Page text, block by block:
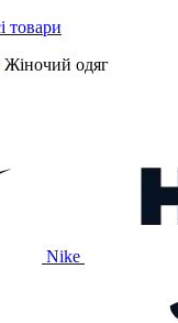
Жіночий одяг
Nike